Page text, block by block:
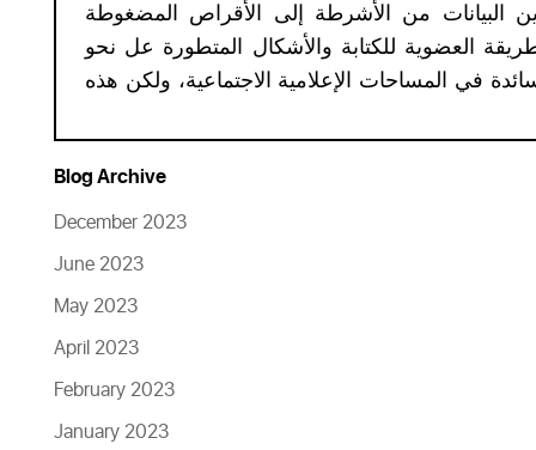
البيانات من الأشرطة إلى الأقراص المضغوطة
العضوية للكتابة والأشكال المتطورة عل نحو
في المساحات الإعلامية الاجتماعية، ولكن هذه
Blog Archive
December 2023
June 2023
May 2023
April 2023
February 2023
January 2023